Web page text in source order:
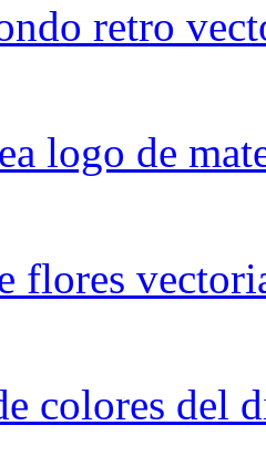
retro
logo de
flores
colores del